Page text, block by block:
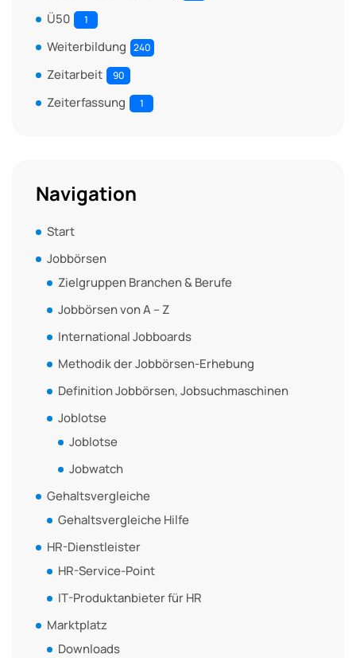
Ü50 1
Weiterbildung 240
Zeitarbeit 90
Zeiterfassung 1
Navigation
Start
Jobbörsen
Zielgruppen Branchen & Berufe
Jobbörsen von A – Z
International Jobboards
Methodik der Jobbörsen-Erhebung
Definition Jobbörsen, Jobsuchmaschinen
Joblotse
Joblotse
Jobwatch
Gehaltsvergleiche
Gehaltsvergleiche Hilfe
HR-Dienstleister
HR-Service-Point
IT-Produktanbieter für HR
Marktplatz
Downloads